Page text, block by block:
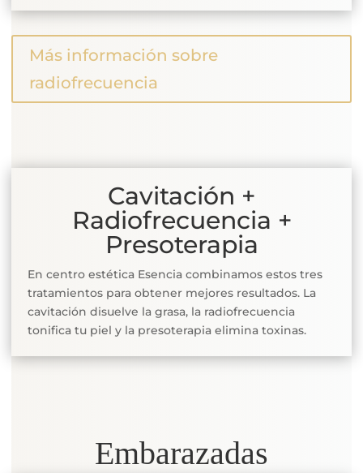
Más información sobre
radiofrecuencia
Cavitación +
Radiofrecuencia +
Presoterapia
En centro estética Esencia combinamos estos tres
tratamientos para obtener mejores resultados. La
cavitación disuelve la grasa, la radiofrecuencia
tonifica tu piel y la presoterapia elimina toxinas.
Embarazadas